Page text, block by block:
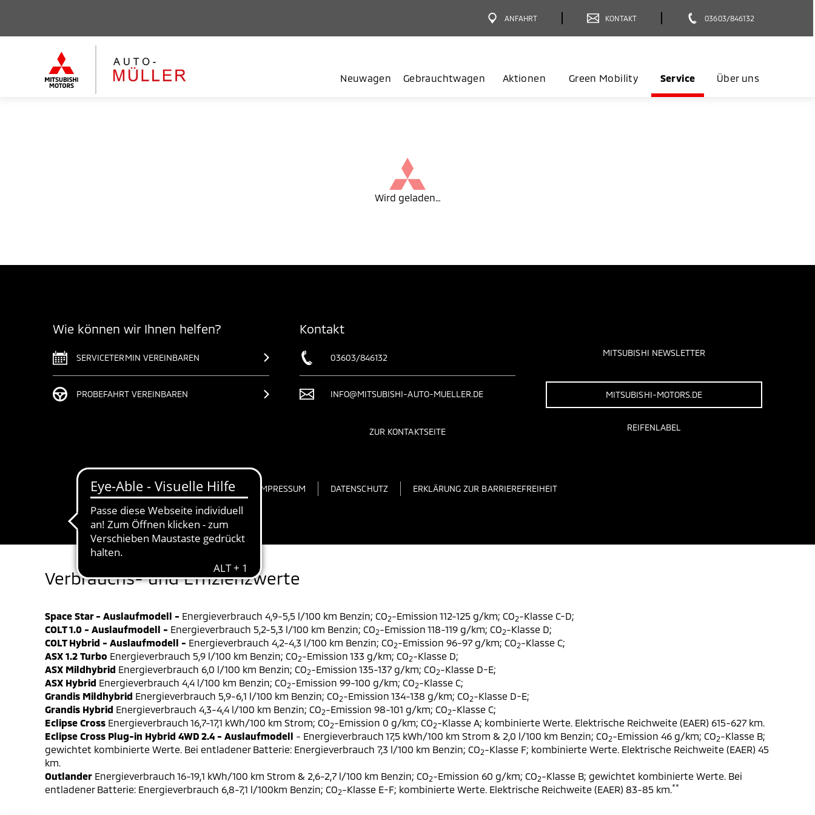
ANFAHRT KONTAKT 03603/846132
Neuwagen Gebrauchtwagen Aktionen Green Mobility Service Über uns
Wird geladen…
Wie können wir Ihnen helfen?
SERVICETERMIN VEREINBAREN
PROBEFAHRT VEREINBAREN
Kontakt
03603/846132
INFO@MITSUBISHI-AUTO-MUELLER.DE
ZUR KONTAKTSEITE
MITSUBISHI NEWSLETTER
MITSUBISHI-MOTORS.DE
REIFENLABEL
IMPRESSUM DATENSCHUTZ ERKLÄRUNG ZUR BARRIEREFREIHEIT
Verbrauchs- und Effizienzwerte
Space Star - Auslaufmodell - Energieverbrauch 4,9-5,5 l/100 km Benzin; CO2-Emission 112-125 g/km; CO2-Klasse C-D;
COLT 1.0 - Auslaufmodell - Energieverbrauch 5,2-5,3 l/100 km Benzin; CO2-Emission 118-119 g/km; CO2-Klasse D;
COLT Hybrid - Auslaufmodell - Energieverbrauch 4,2-4,3 l/100 km Benzin; CO2-Emission 96-97 g/km; CO2-Klasse C;
ASX 1.2 Turbo Energieverbrauch 5,9 l/100 km Benzin; CO2-Emission 133 g/km; CO2-Klasse D;
ASX Mildhybrid Energieverbrauch 6,0 l/100 km Benzin; CO2-Emission 135-137 g/km; CO2-Klasse D-E;
ASX Hybrid Energieverbrauch 4,4 l/100 km Benzin; CO2-Emission 99-100 g/km; CO2-Klasse C;
Grandis Mildhybrid Energieverbrauch 5,9-6,1 l/100 km Benzin; CO2-Emission 134-138 g/km; CO2-Klasse D-E;
Grandis Hybrid Energieverbrauch 4,3-4,4 l/100 km Benzin; CO2-Emission 98-101 g/km; CO2-Klasse C;
Eclipse Cross Energieverbrauch 16,7-17,1 kWh/100 km Strom; CO2-Emission 0 g/km; CO2-Klasse A; kombinierte Werte. Elektrische Reichweite (EAER) 615-627 km.
Eclipse Cross Plug-in Hybrid 4WD 2.4 - Auslaufmodell - Energieverbrauch 17,5 kWh/100 km Strom & 2,0 l/100 km Benzin; CO2-Emission 46 g/km; CO2-Klasse B;
gewichtet kombinierte Werte. Bei entladener Batterie: Energieverbrauch 7,3 l/100 km Benzin; CO2-Klasse F; kombinierte Werte. Elektrische Reichweite (EAER) 45
km.
Outlander Energieverbrauch 16-19,1 kWh/100 km Strom & 2,6-2,7 l/100 km Benzin; CO2-Emission 60 g/km; CO2-Klasse B; gewichtet kombinierte Werte. Bei
entladener Batterie: Energieverbrauch 6,8-7,1 l/100km Benzin; CO2-Klasse E-F; kombinierte Werte. Elektrische Reichweite (EAER) 83-85 km.**